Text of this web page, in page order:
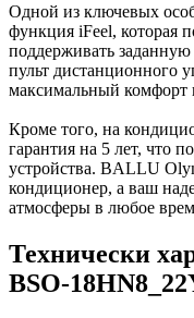
Одной из ключевых
функция iFeel, которая
поддерживать заданную
пульт дистанционного
максимальный комфорт
Кроме того, на
гарантия на 5 лет, что
устройства. BALLU
кондиционер, а ваш
атмосферы в любое
Технически
BSO-